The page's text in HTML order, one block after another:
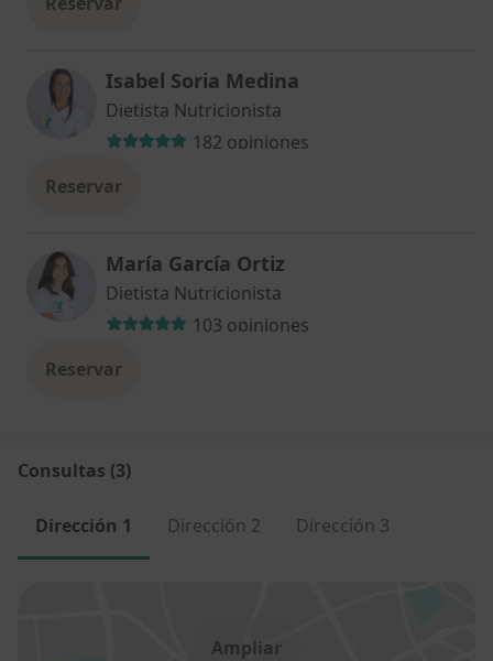
Isabel Soria Medina
Dietista Nutricionista
182 opiniones
Reservar
María García Ortiz
Dietista Nutricionista
103 opiniones
Reservar
Consultas (3)
Dirección 1 Dirección 2 Dirección 3
Ampliar